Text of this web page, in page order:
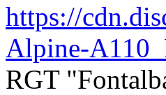
https://
Alpine-
RGT